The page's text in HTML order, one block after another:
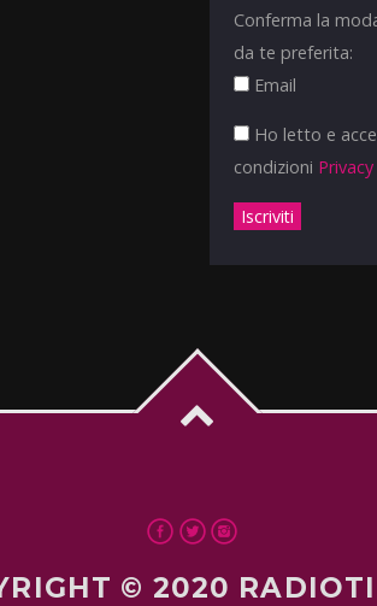
Conferma la
da te preferita:
Email
Ho letto e
condizioni
© 2020